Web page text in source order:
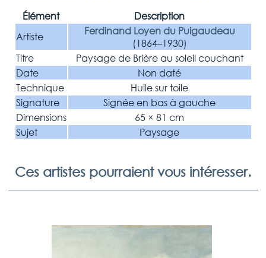
Élément
Description
Artiste
Ferdinand Loyen du Puigaudeau
(1864–1930)
Titre
Paysage de Brière au soleil couchant
Date
Non daté
Technique
Huile sur toile
Signature
Signée en bas à gauche
Dimensions
65 × 81 cm
Sujet
Paysage
Ces artistes pourraient vous intéresser.